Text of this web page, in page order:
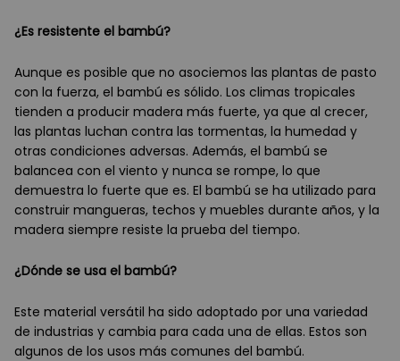
¿Es resistente el bambú?
Aunque es posible que no asociemos las plantas de pasto
con la fuerza, el bambú es sólido. Los climas tropicales
tienden a producir madera más fuerte, ya que al crecer,
las plantas luchan contra las tormentas, la humedad y
otras condiciones adversas. Además, el bambú se
balancea con el viento y nunca se rompe, lo que
demuestra lo fuerte que es. El bambú se ha utilizado para
construir mangueras, techos y muebles durante años, y la
madera siempre resiste la prueba del tiempo.
¿Dónde se usa el bambú?
Este material versátil ha sido adoptado por una variedad
de industrias y cambia para cada una de ellas. Estos son
algunos de los usos más comunes del bambú.